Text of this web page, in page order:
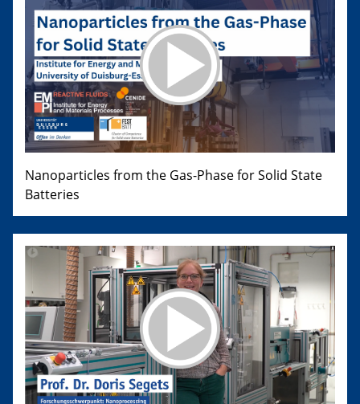
Nanoparticles from the Gas-Phase for Solid State
Batteries